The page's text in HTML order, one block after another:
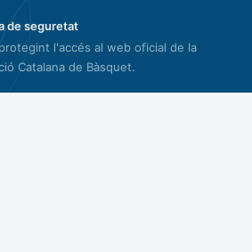
de seguretat
l'accés al web oficial de la
Catalana de Bàsquet.